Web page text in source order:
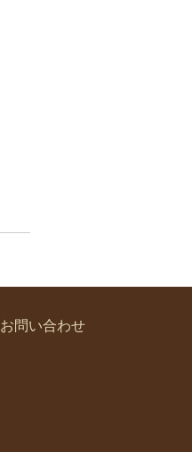
お問い合わせ